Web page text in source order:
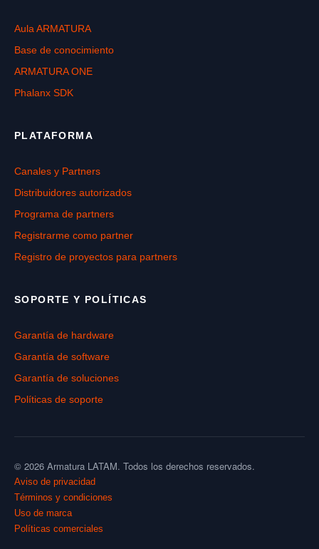
Aula ARMATURA
Base de conocimiento
ARMATURA ONE
Phalanx SDK
PLATAFORMA
Canales y Partners
Distribuidores autorizados
Programa de partners
Registrarme como partner
Registro de proyectos para partners
SOPORTE Y POLÍTICAS
Garantía de hardware
Garantía de software
Garantía de soluciones
Políticas de soporte
© 2026 Armatura LATAM. Todos los derechos reservados.
Aviso de privacidad
Términos y condiciones
Uso de marca
Políticas comerciales